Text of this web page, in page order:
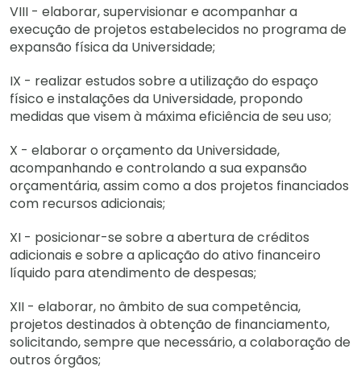
VIII - elaborar, supervisionar e acompanhar a
execução de projetos estabelecidos no programa de
expansão física da Universidade;
IX - realizar estudos sobre a utilização do espaço
físico e instalações da Universidade, propondo
medidas que visem à máxima eficiência de seu uso;
X - elaborar o orçamento da Universidade,
acompanhando e controlando a sua expansão
orçamentária, assim como a dos projetos financiados
com recursos adicionais;
XI - posicionar-se sobre a abertura de créditos
adicionais e sobre a aplicação do ativo financeiro
líquido para atendimento de despesas;
XII - elaborar, no âmbito de sua competência,
projetos destinados à obtenção de financiamento,
solicitando, sempre que necessário, a colaboração de
outros órgãos;